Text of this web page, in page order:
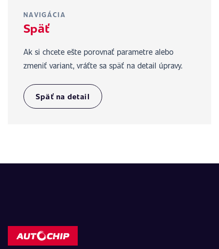
NAVIGÁCIA
Späť
Ak si chcete ešte porovnať parametre alebo
zmeniť variant, vráťte sa späť na detail úpravy.
Späť na detail